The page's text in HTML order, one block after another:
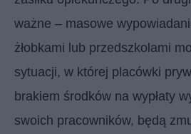
ważne – masowe
żłobkami lub przedszkolami
sytuacji, w której placówki
brakiem środków na wypłaty
swoich pracowników, będą